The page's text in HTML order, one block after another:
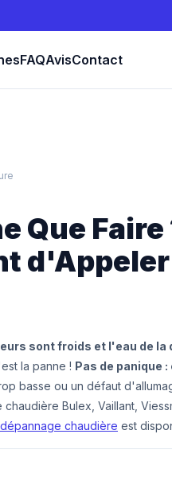
FAQAvisContact
Que Faire
sont froids et l'eau de la
la panne ! Pas de panique
basse ou un défaut
Bulex, Vaillant,
chaudière est